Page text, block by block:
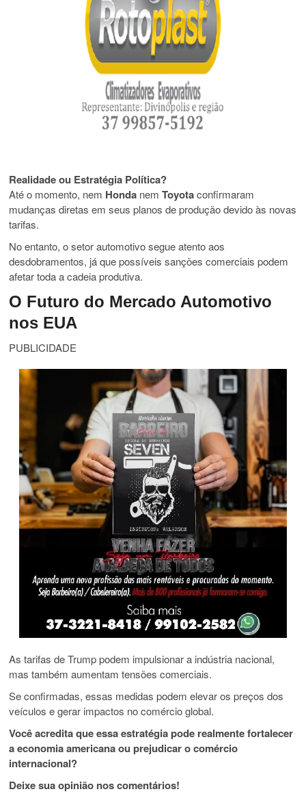
Realidade ou Estratégia Política?
Até o momento, nem Honda nemToyotaconfirmaram
mudanças diretas em seus planos de produção devido às novas
tarifas.
No entanto, o setor automotivo segue atento aos
desdobramentos, já que possíveis sanções comerciais podem
afetar toda a cadeia produtiva.
O Futuro do Mercado Automotivo
nos EUA
PUBLICIDADE
As tarifas de Trump podem impulsionar a indústria nacional,
mas também aumentam tensões comerciais.
Se confirmadas, essas medidas podem elevar os preços dos
veículos e gerar impactos no comércio global.
Você acredita que essa estratégia pode realmente fortalecer
a economia americana ou prejudicar o comércio
internacional?
Deixe sua opinião nos comentários!